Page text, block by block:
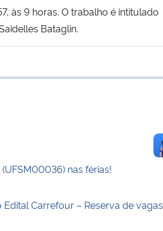
às 9 horas. O trabalho é intitulado
Bataglin.
de transferência
nas férias!
Edital Carrefour – Reserva de vagas